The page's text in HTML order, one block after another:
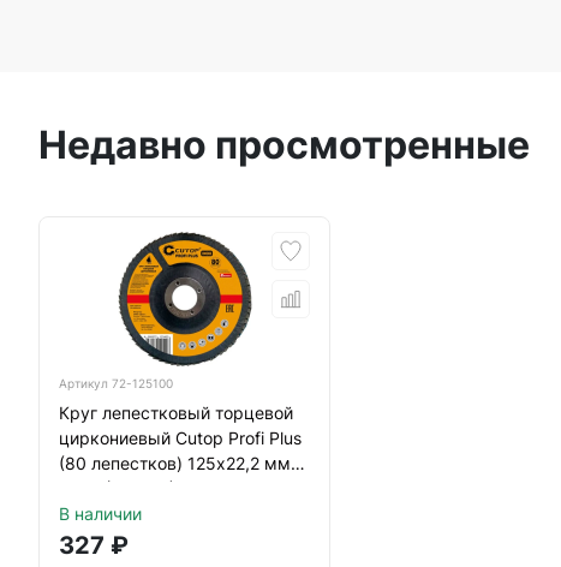
Недавно просмотренные
Артикул 72-125100
Круг лепестковый торцевой
циркониевый Cutop Profi Plus
(80 лепестков) 125х22,2 мм
Р100 (CUTOP)
В наличии
327 ₽